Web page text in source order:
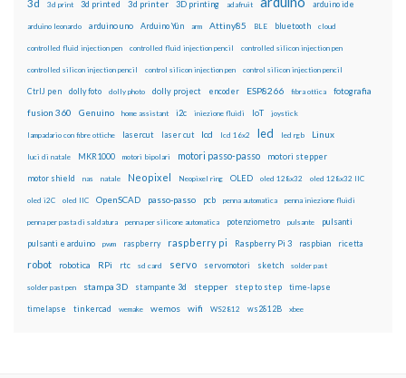
3d 3d print 3d printed 3d printer 3D printing adafruit arduino ide
arduino leonardo arduino uno Arduino Yún arm Attiny85 BLE bluetooth cloud
controlled fluid injection pen controlled fluid injection pencil controlled silicon injection pen
controlled silicon injection pencil control silicon injection pen control silicon injection pencil
CtrlJ pen dolly foto dolly photo dolly project encoder ESP8266 fibra ottica fotografia
fusion 360 Genuino home assistant i2c iniezione fluidi IoT joystick
lampadario con fibre ottiche lasercut laser cut lcd lcd 16x2 led led rgb Linux
luci di natale MKR1000 motori bipolari motori passo-passo motori stepper
motor shield nas natale Neopixel Neopixel ring OLED oled 128x32 oled 128x32 IIC
oled i2C oled IIC OpenSCAD passo-passo pcb penna automatica penna iniezione fluidi
penna per pasta di saldatura penna per silicone automatica potenziometro pulsante pulsanti
pulsanti e arduino pwm raspberry raspberry pi Raspberry Pi 3 raspbian ricetta
robot robotica RPi rtc sd card servo servomotori sketch solder past
solder past pen stampa 3D stampante 3d stepper step to step time-lapse
timelapse tinkercad wemake wemos wifi WS2812 ws2812B xbee